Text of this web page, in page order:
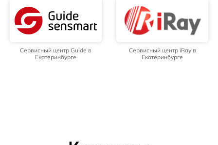
Сервисный центр Guide в
Екатеринбурге
Сервисный центр iRay в
Екатеринбурге